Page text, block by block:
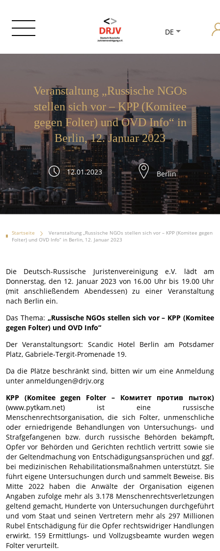
DE
Veranstaltung „Russische NGOs
stellen sich vor – KPP (Komitee
gegen Folter) und OVD Info“ in
Berlin, 12. Januar 2023
12.01.2023 Berlin
Startseite
Veranstaltung „Russische NGOs stellen sich vor – KPP (Komitee gegen
Folter) und OVD Info“ in Berlin, 12. Januar 2023
Die Deutsch-Russische Juristenvereinigung e.V. lädt am
Donnerstag, den 12. Januar 2023 von 16.00 Uhr bis 19.00 Uhr
(mit anschließendem Abendessen) zu einer Veranstaltung
nach Berlin ein.
Das Thema: „Russische NGOs stellen sich vor – KPP (Komitee
gegen Folter) und OVD Info“
Der Veranstaltungsort: Scandic Hotel Berlin am Potsdamer
Platz, Gabriele-Tergit-Promenade 19.
Da die Plätze beschränkt sind, bitten wir um eine Anmeldung
unter anmeldungen@drjv.org
KPP (Komitee gegen Folter – Комитет против пыток)
(www.pytkam.net) ist eine russische
Menschenrechtsorganisation, die sich Folter, unmenschliche
oder erniedrigende Behandlungen von Untersuchungs- und
Strafgefangenen bzw. durch russische Behörden bekämpft,
Opfer vor Behörden und Gerichten rechtlich vertritt sowie sie
der Geltendmachung von Entschädigungsansprüchen und ggf.
bei medizinischen Rehabilitationsmaßnahmen unterstützt. Sie
führt eigene Untersuchungen durch und sammelt Beweise. Bis
Mitte 2022 haben die Anwälte der Organisation eigenen
Angaben zufolge mehr als 3.178 Menschenrechtsverletzungen
geltend gemacht, Hunderte von Untersuchungen durchgeführt
und vom Staat und seinen Vertretern mehr als 297 Millionen
Rubel Entschädigung für die Opfer rechtswidriger Handlungen
erwirkt. 159 Ermittlungs- und Vollzugsbeamte wurden wegen
Folter verurteilt.